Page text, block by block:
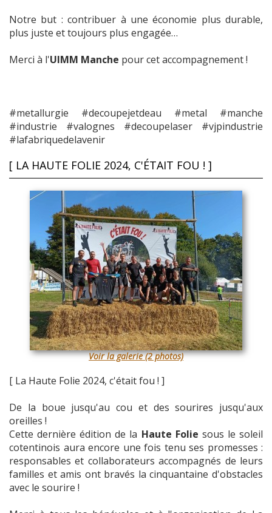
Notre but : contribuer à une économie plus durable,
plus juste et toujours plus engagée…
Merci à l'UIMM Manche pour cet accompagnement !
#metallurgie #decoupejetdeau #metal #manche
#industrie #valognes #decoupelaser #vjpindustrie
#lafabriquedelavenir
[ LA HAUTE FOLIE 2024, C'ÉTAIT FOU ! ]
Voir la galerie (2 photos)
[ La Haute Folie 2024, c'était fou ! ]
De la boue jusqu'au cou et des sourires jusqu'aux
oreilles !
Cette dernière édition de la Haute Folie sous le soleil
cotentinois aura encore une fois tenu ses promesses :
responsables et collaborateurs accompagnés de leurs
familles et amis ont bravés la cinquantaine d'obstacles
avec le sourire !